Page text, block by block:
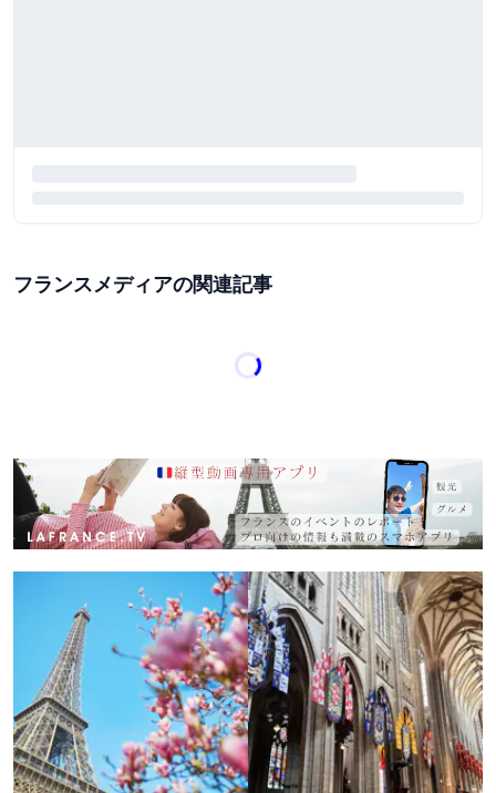
フランスメディアの関連記事